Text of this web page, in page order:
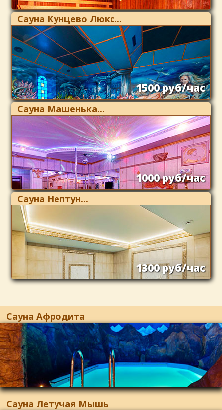
Сауна Кунцево Люкс...
1500 руб/час
Сауна Машенька...
1000 руб/час
Сауна Нептун...
1300 руб/час
Сауна Афродита
Сауна Летучая Мышь